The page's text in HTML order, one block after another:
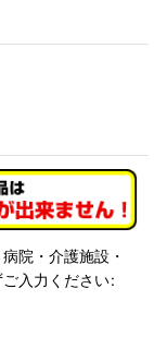
院・介護施設・
入力ください: